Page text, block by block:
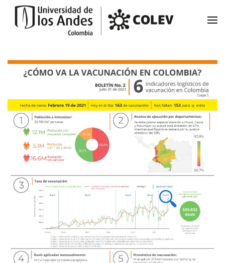
Skip to main content